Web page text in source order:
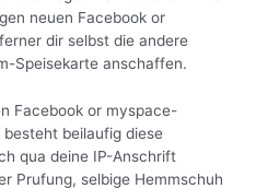
neuen Facebook or
dir selbst die andere
Speisekarte anschaffen.
Facebook or myspace-
beilaufig diese
qua deine IP-Anschrift
Prufung, selbige Hemmschuh